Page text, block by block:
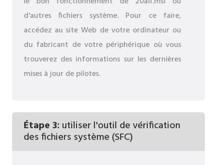
d'autres fichiers système. Pour ce faire,
accédez au site Web de votre ordinateur ou
du fabricant de votre périphérique où vous
trouverez des informations sur les dernières
mises à jour de pilotes.
Étape 3: utiliser l'outil de vérification
des fichiers système (SFC)